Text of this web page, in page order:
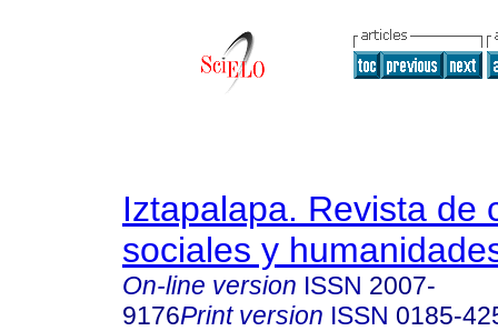
Iztapalapa. Revista de
sociales y
On-line version ISSN 2007-
9176Print version ISSN 0185-